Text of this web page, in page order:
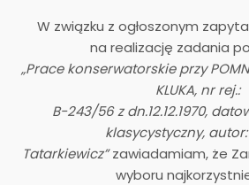
W związku z ogłoszonym
na realizację zadania
„Prace konserwatorskie przy
KLUKA, nr rej.:
B-243/56 z dn.12.12.1970,
klasycystyczny,
Tatarkiewicz”zawiadamiam, że
wyboru